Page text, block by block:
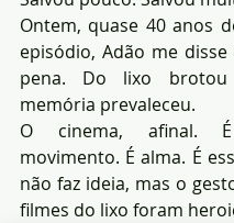
Ontem, quase 40 anos
episódio, Adão me disse
pena. Do lixo
memória prevaleceu.
O cinema, afinal.
movimento. É alma. É
não faz ideia, mas o
filmes do lixo foram